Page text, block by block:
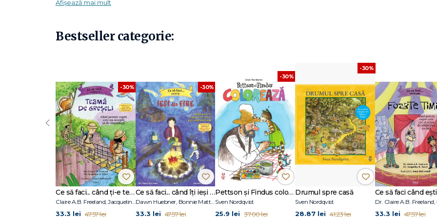
Afișează mai mult
Bestseller categorie:
-30%
Ce să faci... când ți-e teamă de greșeli. Ghid pentru copiii care nu acceptă să fie imperfecți
Claire A.B. Freeland, Jacqueline B. Toner, Janet McDonnell
33.3 lei 47.57 lei
-30%
Ce să faci... când îţi ieşi din fire. Ghid pentru copiii care nu-şi pot stăpâni furia
Dawn Huebner, Bonnie Matthews
33.3 lei 47.57 lei
-30%
Pettson și Findus colorează
Sven Nordqvist
25.9 lei 37.00 lei
-30%
Drumul spre casă
Sven Nordqvist
28.87 lei 41.23 lei 33.3 lei 47.57 lei
‹